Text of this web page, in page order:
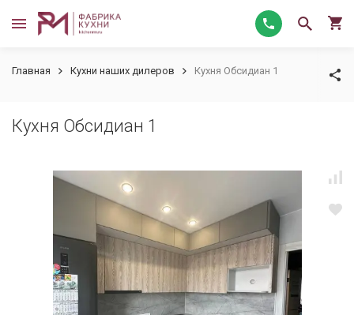
Главная Кухни наших дилеров Кухня Обсидиан 1
Кухня Обсидиан 1